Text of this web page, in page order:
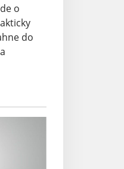
o
do